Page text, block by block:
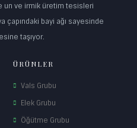
un ve irmik üretim tesisleri
çapındaki bayi ağı sayesinde
taşıyor.
ÜRÜNLER
Vals Grubu
Elek Grubu
Öğütme Grubu